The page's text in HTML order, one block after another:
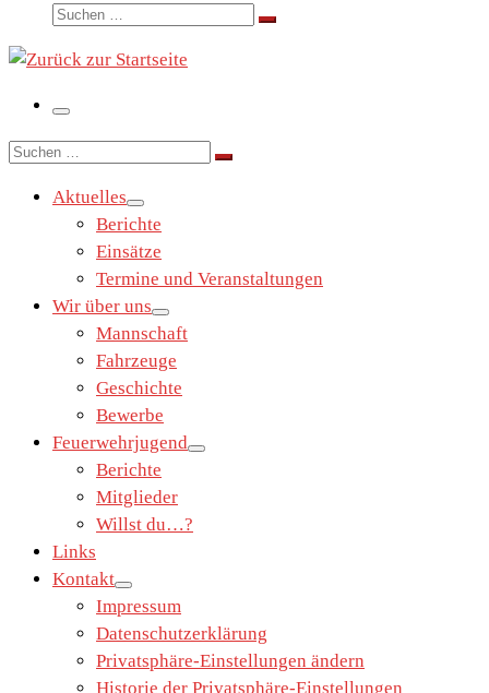
Suche
Suchen …
Menü
Suche
Suchen …
Aktuelles
Berichte
Einsätze
Termine und Veranstaltungen
Wir über uns
Mannschaft
Fahrzeuge
Geschichte
Bewerbe
Feuerwehrjugend
Berichte
Mitglieder
Willst du…?
Links
Kontakt
Impressum
Datenschutzerklärung
Privatsphäre-Einstellungen ändern
Historie der Privatsphäre-Einstellungen